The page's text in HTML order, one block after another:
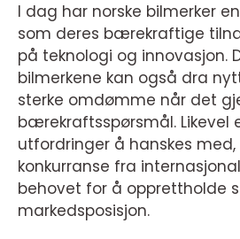
I dag har norske bilmerker
som deres bærekraftige
på teknologi og innovasjon.
bilmerkene kan også dra
sterke omdømme når det
bærekraftsspørsmål. Likevel
utfordringer å hanskes med,
konkurranse fra
behovet for å opprettholde
markedsposisjon.